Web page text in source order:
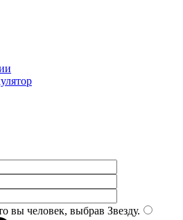
вы человек, выбрав Звезду.